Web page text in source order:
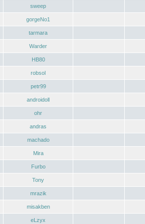
sweep
gorgeNo1
tarmara
Warder
HB80
robsol
petr99
androidoll
ohr
andras
machado
Mira
Furbo
Tony
mrazik
misakben
eLzyx